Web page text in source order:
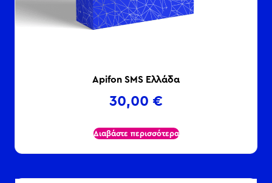
Apifon SMS Ελλάδα
30,00 €
Διαβάστε περισσότερα